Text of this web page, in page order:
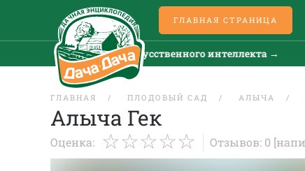
ГЛАВНАЯ СТРАНИЦА
Все новости искусственного интеллекта →
ГЛАВНАЯ ПЛОДОВЫЙ САД АЛЫЧА
Алыча Гек
Оценка: Отзывов: 0